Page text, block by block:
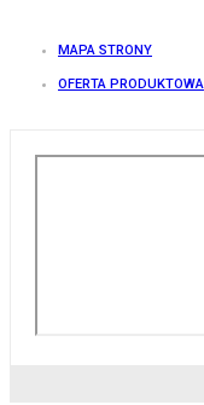
MAPA STRONY
OFERTA PRODUKTOWA